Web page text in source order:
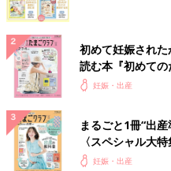
初めて妊娠され
読む本『初めての
妊娠・出産
まるごと1冊“出
〈スペシャル大
書 妊娠・出産